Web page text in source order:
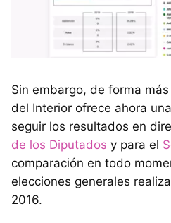
Sin embargo, de forma
del Interior ofrece ahora
seguir los resultados en
de los Diputados y para el
comparación en todo
elecciones generales
2016.